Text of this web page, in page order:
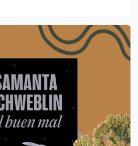
de Liliana Herrero sobre música,